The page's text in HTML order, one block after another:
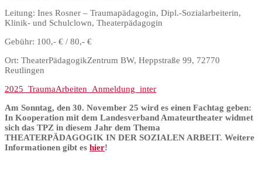
Leitung: Ines Rosner – Traumapädagogin, Dipl.-Sozialarbeiterin,
Klinik- und Schulclown, Theaterpädagogin
Gebühr: 100,- € / 80,- €
Ort: TheaterPädagogikZentrum BW, Heppstraße 99, 72770
Reutlingen
2025_TraumaArbeiten_Anmeldung_inter
Am Sonntag, den 30. November 25 wird es einen Fachtag geben:
In Kooperation mit dem Landesverband Amateurtheater widmet
sich das TPZ in diesem Jahr dem Thema
THEATERPÄDAGOGIK IN DER SOZIALEN ARBEIT. Weitere
Informationen gibt es hier!